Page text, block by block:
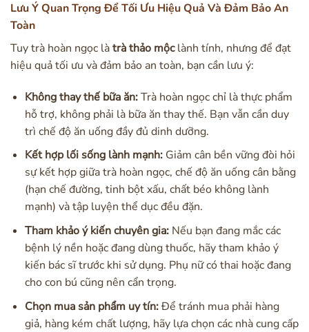
Lưu Ý Quan Trọng Để Tối Ưu Hiệu Quả Và Đảm Bảo An
Toàn
Tuy trà hoàn ngọc làtrà thảo mộclành tính, nhưng để đạt
hiệu quả tối ưu và đảm bảo an toàn, bạn cần lưu ý:
Không thay thế bữa ăn:Trà hoàn ngọc chỉ là thực phẩm
hỗ trợ, không phải là bữa ăn thay thế. Bạn vẫn cần duy
trì chế độ ăn uống đầy đủ dinh dưỡng.
Kết hợp lối sống lành mạnh:Giảm cân bền vững đòi hỏi
sự kết hợp giữa trà hoàn ngọc, chế độ ăn uống cân bằng
(hạn chế đường, tinh bột xấu, chất béo không lành
mạnh) và tập luyện thể dục đều đặn.
Tham khảo ý kiến chuyên gia:Nếu bạn đang mắc các
bệnh lý nền hoặc đang dùng thuốc, hãy tham khảo ý
kiến bác sĩ trước khi sử dụng. Phụ nữ có thai hoặc đang
cho con bú cũng nên cẩn trọng.
Chọn mua sản phẩm uy tín:Để tránh mua phải hàng
giả, hàng kém chất lượng, hãy lựa chọn các nhà cung cấp